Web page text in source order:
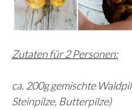
Zutaten für 2 Personen:
ca. 200g gemischte
Steinpilze, Butterpilze)